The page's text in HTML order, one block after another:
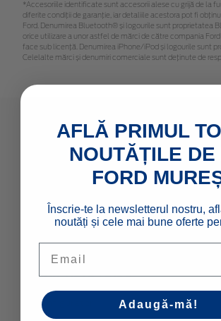
*Accesoriile identificate sunt accesorii alese cu grijă de la
diferite condiții de garanție, iar detaliile acestora pot fi
Ford. Denumirea Bluetooth® și logourile sunt proprietatea
orice utilizare a unor astfel de mărci de către compania
face sub licență. Denumirea iPhone/iPod și logourile sunt
Celelalte mărci și denumiri comerciale sunt deținute de
MODELE NOI
Flote
LINK-URI RAPIDE
Configurator
AFLĂ PRIMUL
NOUTĂȚILE DE
FORD
Înscrie-te la newsletterul nostru,
noutăți și cele mai bune oferte
Adaugă-mă!